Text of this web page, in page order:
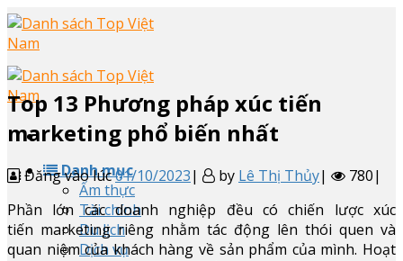
Skip
to
content
Danh mục
Ẩm thực
Tài chính
Du lịch
Dịch vụ
Top 13 Phương pháp xúc tiến
marketing phổ biến nhất
Đăng vào lúc01/10/2023| by Lê Thị Thủy|
780|
Phần lớn các doanh nghiệp đều có chiến lược xúc
tiến marketing riêng nhằm tác động lên thói quen và
quan niệm của khách hàng về sản phẩm của mình. Hoạt